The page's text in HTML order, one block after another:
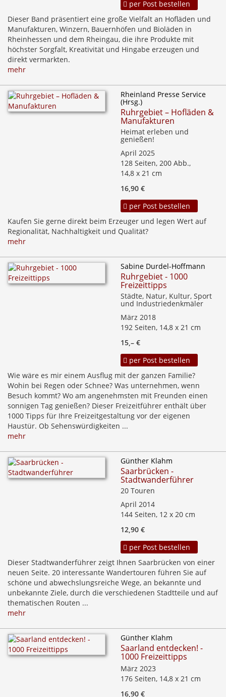
per Post bestellen
Dieser Band präsentiert eine große Vielfalt an Hofläden und
Manufakturen, Winzern, Bauernhöfen und Bioläden in
Rheinhessen und dem Rheingau, die ihre Produkte mit
höchster Sorgfalt, Kreativität und Hingabe erzeugen und
direkt vermarkten.
mehr
Rheinland Presse Service
(Hrsg.)
Ruhrgebiet – Hofläden &
Manufakturen
Heimat erleben und
genießen!
April 2025
128 Seiten, 200 Abb.,
14,8 x 21 cm
16,90 €
per Post bestellen
Kaufen Sie gerne direkt beim Erzeuger und legen Wert auf
Regionalität, Nachhaltigkeit und Qualität?
mehr
Sabine Durdel-Hoffmann
Ruhrgebiet - 1000
Freizeittipps
Städte, Natur, Kultur, Sport
und Industriedenkmäler
März 2018
192 Seiten, 14,8 x 21 cm
15,– €
per Post bestellen
Wie wäre es mir einem Ausflug mit der ganzen Familie?
Wohin bei Regen oder Schnee? Was unternehmen, wenn
Besuch kommt? Wo am angenehmsten mit Freunden einen
sonnigen Tag genießen? Dieser Freizeitführer enthält über
1000 Tipps für Ihre Freizeitgestaltung vor der eigenen
Haustür. Ob Sehenswürdigkeiten ...
mehr
Günther Klahm
Saarbrücken -
Stadtwanderführer
20 Touren
April 2014
144 Seiten, 12 x 20 cm
12,90 €
per Post bestellen
Dieser Stadtwanderführer zeigt Ihnen Saarbrücken von einer
neuen Seite. 20 interessante Wandertouren führen Sie auf
schöne und abwechslungsreiche Wege, an bekannte und
unbekannte Ziele, durch die verschiedenen Stadtteile und auf
thematischen Routen ...
mehr
Günther Klahm
Saarland entdecken! -
1000 Freizeittipps
März 2023
176 Seiten, 14,8 x 21 cm
16,90 €